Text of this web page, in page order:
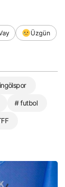
Üzgün
# futbol